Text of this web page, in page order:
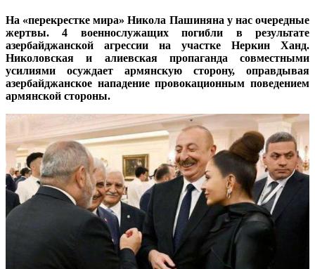
На «перекрестке мира» Никола Пашиняна у нас очередные
жертвы. 4 военнослужащих погибли в результате
азербайджанской агрессии на участке Неркин Ханд.
Николовская и алиевская пропаганда совместными
усилиями осуждает армянскую сторону, оправдывая
азербайджанское нападение провокационным поведением
армянской стороны.